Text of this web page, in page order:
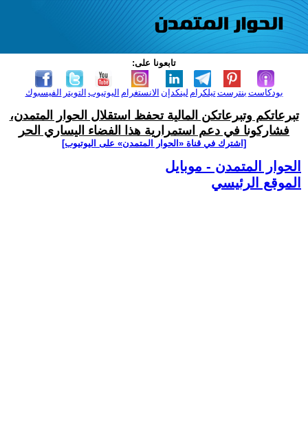
تابعونا على:
الفيسبوك التويتر اليوتيوب الانستغرام لينكدإن تيلكرامبنترست بودكاست
تبرعاتكم وتبرعاتكن المالية تحفظ استقلال الحوار المتمدن،
فشاركونا في دعم استمرارية هذا الفضاء اليساري الحر
[اشترك في قناة ‫«الحوار المتمدن» على اليوتيوب]
الحوار المتمدن - موبايل
الموقع الرئيسي